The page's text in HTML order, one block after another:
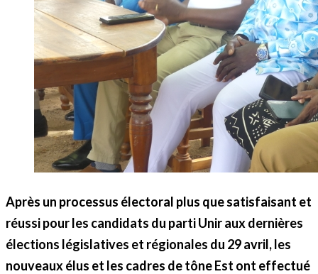
Après un processus électoral plus que satisfaisant et
réussi pour les candidats du parti Unir aux dernières
élections législatives et régionales du 29 avril, les
nouveaux élus et les cadres de tône Est ont effectué